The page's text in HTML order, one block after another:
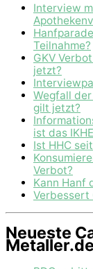
Interview
Teilnahme?
GKV
jetzt?
Wegfall
gilt jetzt?
ist das
Ist HHC
Verbot?
Kann Hanf
Verbessert
Neueste